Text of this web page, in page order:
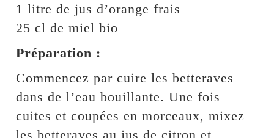
1 litre de jus d’orange frais
25 cl de miel bio
Préparation :
Commencez par cuire les betteraves
dans de l’eau bouillante. Une fois
cuites et coupées en morceaux, mixez
les betteraves au jus de citron et